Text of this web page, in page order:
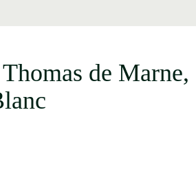
de Marne,